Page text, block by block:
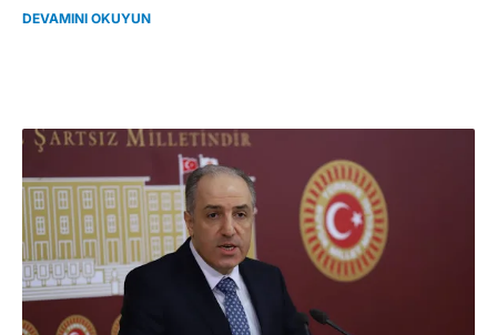
DEVAMINI OKUYUN